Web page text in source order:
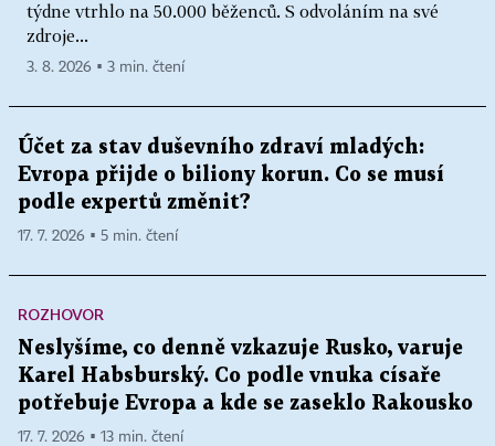
týdne vtrhlo na 50.000 běženců. S odvoláním na své
zdroje...
3. 8. 2026 ▪ 3 min. čtení
Účet za stav duševního zdraví mladých:
Evropa přijde o biliony korun. Co se musí
podle expertů změnit?
17. 7. 2026 ▪ 5 min. čtení
ROZHOVOR
Neslyšíme, co denně vzkazuje Rusko, varuje
Karel Habsburský. Co podle vnuka císaře
potřebuje Evropa a kde se zaseklo Rakousko
17. 7. 2026 ▪ 13 min. čtení